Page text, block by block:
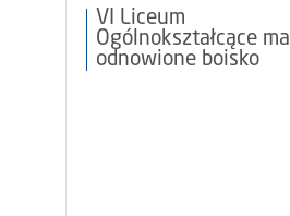
VI Liceum
Ogólnokształcące ma
odnowione boisko